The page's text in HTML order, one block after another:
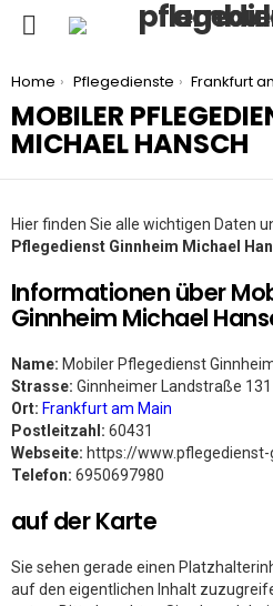
You are here:
Home Pflegedienste Frankfurt
MOBILER
MICHAEL HANSCH
Hier finden Sie alle wichtigen Daten
Pflegedienst Ginnheim Michael
Informationen über
Ginnheim Michael
Name: Mobiler Pflegedienst
Strasse: Ginnheimer Landstraße 131
Ort: Frankfurt am Main
Postleitzahl: 60431
Webseite: https://
Telefon: 6950697980
auf der Karte
Sie sehen gerade einen
auf den eigentlichen Inhalt